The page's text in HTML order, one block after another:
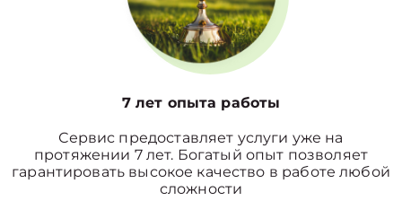
7 лет опыта работы
Сервис предоставляет услуги уже на
протяжении 7 лет. Богатый опыт позволяет
гарантировать высокое качество в работе любой
сложности